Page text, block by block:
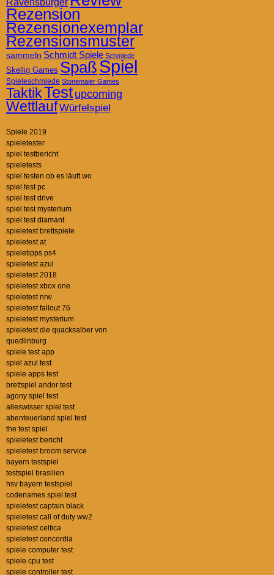
Rezension
Rezensionexemplar
Rezensionsmuster
sammeln Schmidt Spiele Schmiede
Skellig Games SpaßSpiel
Spieleschmiede Stonemaier Games
TaktikTest upcoming
WettlaufWürfelspiel
Spiele 2019
spieletester
spiel testbericht
spieletests
spiel testen ob es läuft wo
spiel test pc
spiel test drive
spiel test mysterium
spiel test diamant
spieletest brettspiele
spieletest at
spieletipps ps4
spieletest azul
spieletest 2018
spieletest xbox one
spieletest nrw
spieletest fallout 76
spieletest mysterium
spieletest die quacksalber von
quedlinburg
spiele test app
spiel azul test
spiele apps test
brettspiel andor test
agony spiel test
alleswisser spiel test
abenteuerland spiel test
the test spiel
spieletest bericht
spieletest broom service
bayern testspiel
testspiel brasilien
hsv bayern testspiel
codenames spiel test
spieletest captain black
spieletest call of duty ww2
spieletest celtica
spieletest concordia
spiele computer test
spiele cpu test
spiele controller test